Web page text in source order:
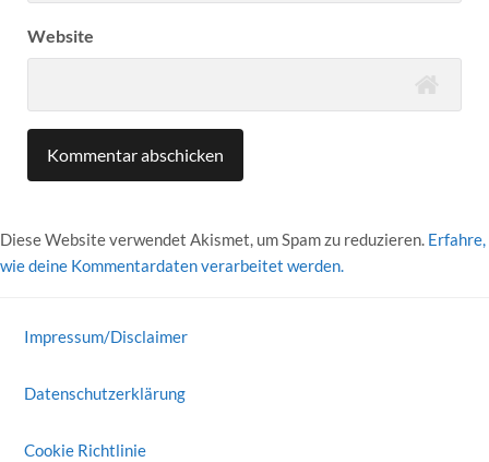
Website
Diese Website verwendet Akismet, um Spam zu reduzieren. Erfahre,
wie deine Kommentardaten verarbeitet werden.
Impressum/Disclaimer
Datenschutzerklärung
Cookie Richtlinie